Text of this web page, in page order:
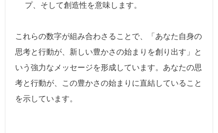
プ、そして創造性を意味します。
これらの数字が組み合わさることで、「あなた自身の
思考と行動が、新しい豊かさの始まりを創り出す」と
いう強力なメッセージを形成しています。あなたの思
考と行動が、この豊かさの始まりに直結していること
を示しています。